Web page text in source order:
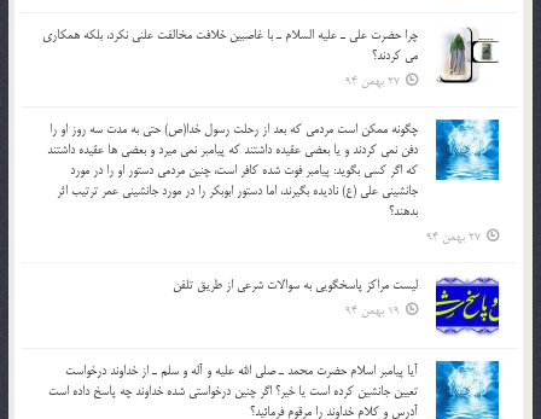
چرا حضرت علي ـ عليه السلام ـ با غاصبين خلافت مخالفت علني نکرد، بلكه همكاري
مي کردند؟
27 بهمن 94
چگونه ممكن است مردمي كه بعد از رحلت رسول خدا(ص) حتی به مدت سه روز او را
دفن نمي كردند و یا بعضي عقيده داشتند كه پيامبر نمي ميرد و بعضي ها عقيده داشتند
كه اگر كسي بگويد: پيامبر فوت شده كافر است، چنین مردمی دستور او را در مورد
جانشيني علي (ع) ناديده بگيرند، اما دستور ابوبكر را در مورد جانشيني عمر ترتیب اثر
بدهند؟
27 بهمن 94
لیست مراکز پاسخگویی به سوالات شرعی از طریق تلفن
19 بهمن 94
آيا پيامبر اسلام حضرت محمد ـ صلي الله عليه و آله و سلم ـ از خداوند درخواست
تعيين جانشين کرده است يا خير؟ اگر چنين درخواستي شده خداوند چه پاسخ داده است
آدرس و کلام خداوند را مرقوم فرمائيد؟